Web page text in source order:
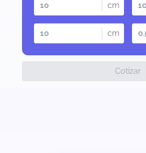
cm
cm
Cotizar